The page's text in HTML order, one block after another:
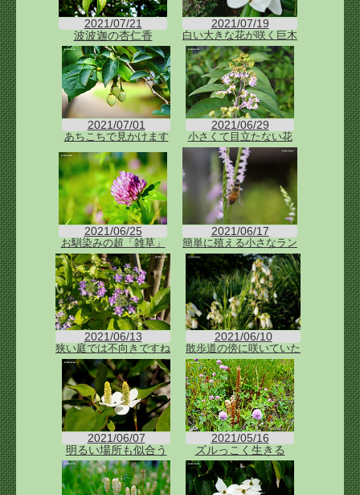
2021/07/21
波波迦の杏仁香
2021/07/19
白い大きな花が咲く巨木
2021/07/01
あちこちで見かけます
2021/06/29
小さくて目立たない花
2021/06/25
お馴染みの超「雑草」
2021/06/17
簡単に殖える小さなラン
2021/06/13
狭い庭では不向きですね
2021/06/10
散歩道の傍に咲いていた
2021/06/07
明るい場所も似合う
2021/05/16
ズルっこく生きる